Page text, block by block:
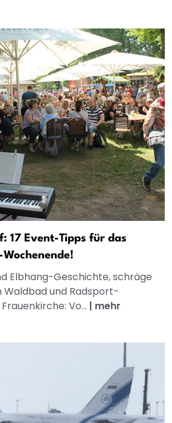
17 Event-Tipps für das
Elbhang-Geschichte, schräge
und Radsport-
Vo... | mehr